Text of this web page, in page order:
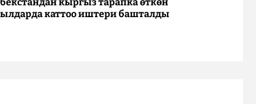
каттоо иштери башталды